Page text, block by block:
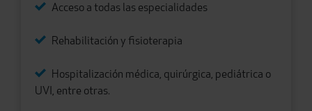
Acceso a todas las especialidades
Rehabilitación y fisioterapia
Hospitalización médica, quirúrgica, pediátrica o
UVI, entre otras.